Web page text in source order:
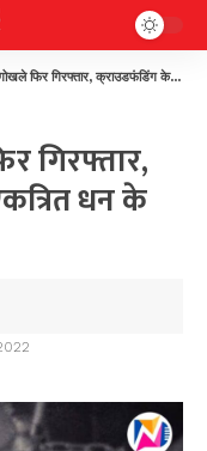
क्राउडफंडिंग के माध्यम से एकत्रित धन के दुरुपयोग के आरोप में
गिरफ्तार,
धन के